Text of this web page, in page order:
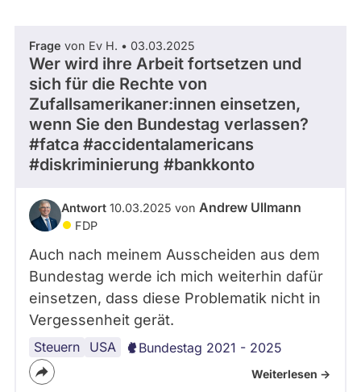
befragt
werden.
Thema
- Alle -
Antwort Status
- Alle -
Frage von Ev H. • 03.03.2025
Wer wird ihre Arbeit fortsetzen und
sich für die Rechte von
Zufallsamerikaner:innen einsetzen,
wenn Sie den Bundestag verlassen?
#fatca #accidentalamericans
#diskriminierung #bankkonto
Antwort 10.03.2025 von Andrew Ullmann
FDP
Auch nach meinem Ausscheiden aus dem
Bundestag werde ich mich weiterhin dafür
einsetzen, dass diese Problematik nicht in
Vergessenheit gerät.
Steuern USA Bundestag 2021 - 2025
Weiterlesen ->